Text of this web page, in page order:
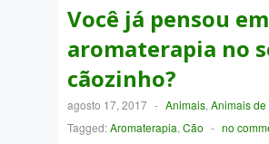
Você já pensou
aromaterapia no
cãozinho?
agosto 17, 2017 - Animais, Animais de
Tagged:Aromaterapia, Cão - no